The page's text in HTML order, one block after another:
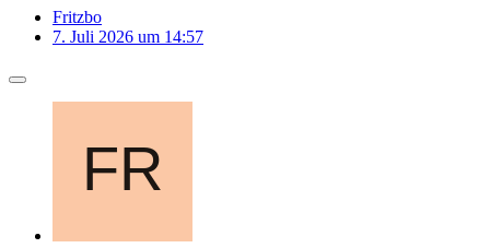
Fritzbo
7. Juli 2026 um 14:57